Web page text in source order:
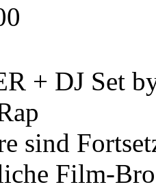
+ DJ Set
sind
Film-